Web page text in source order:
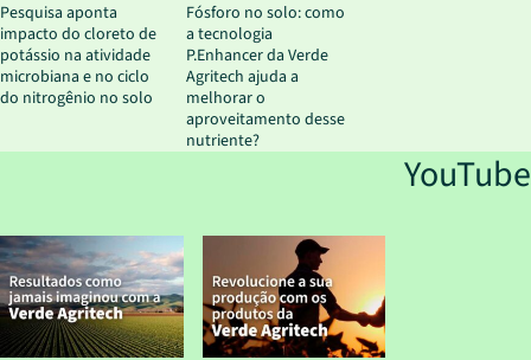
Pesquisa aponta
impacto do cloreto de
potássio na atividade
microbiana e no ciclo
do nitrogênio no solo
Fósforo no solo: como
a tecnologia
P.Enhancer da Verde
Agritech ajuda a
melhorar o
aproveitamento desse
nutriente?
YouTube